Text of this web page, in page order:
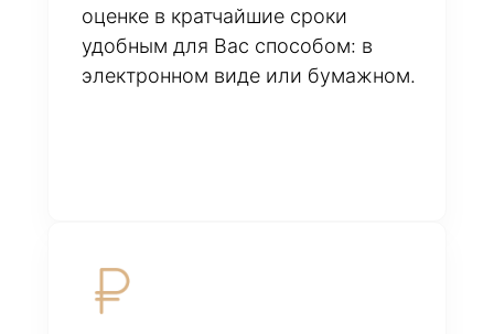
оценке в кратчайшие сроки
удобным для Вас способом: в
электронном виде или бумажном.